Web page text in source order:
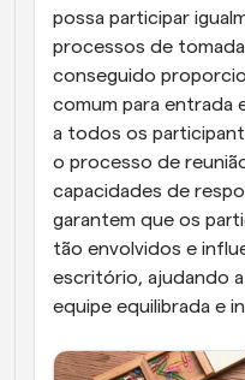
possa participar
processos de
conseguido
comum para entrada
a todos os
o processo de
capacidades de
garantem que os
tão envolvidos e
escritório, ajudando
equipe equilibrada e